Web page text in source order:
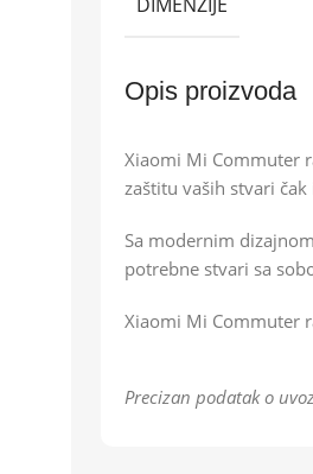
Opis proizvoda
Xiaomi Mi Commuter
zaštitu vaših stvari
Sa modernim
potrebne stvari sa
Xiaomi Mi Commuter
Precizan podatak o